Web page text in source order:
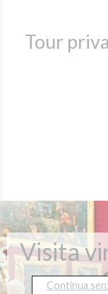
Tour
Visita
Continua